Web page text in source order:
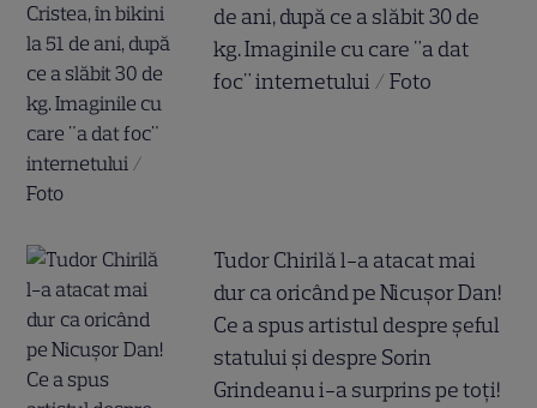
de ani, după ce a slăbit 30 de
kg. Imaginile cu care "a dat
foc" internetului / Foto
Tudor Chirilă l-a atacat mai
dur ca oricând pe Nicușor Dan!
Ce a spus artistul despre șeful
statului și despre Sorin
Grindeanu i-a surprins pe toți!